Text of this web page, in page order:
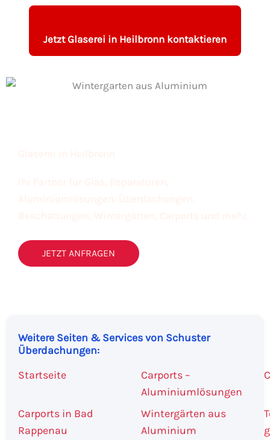
Jetzt Glaserei in Heilbronn kontaktieren
Glaserei in Heilbronn
Ihr Partner für Glas, Reparaturen,
Aluminiumlösungen: Überdachungen,
Beschattungen, Wintergärten, Carports und mehr.
JETZT ANFRAGEN
Weitere Seiten & Services von Schuster
Überdachungen:
Startseite
Carports –
Aluminiumlösungen
Carports in Bad
Rappenau
Wintergärten aus
Aluminium